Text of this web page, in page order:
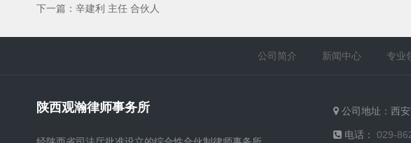
下一篇： 辛建利 主任 合伙人
公司简介 新闻中心 专业
陕西观瀚律师事务所 公司地址：西
电话： 029-